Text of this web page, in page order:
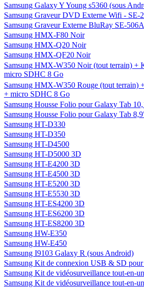
Samsung Galaxy Y Young s5360 (sous
Samsung Graveur DVD Externe Wifi - SE-
Samsung Graveur Externe BluRay SE-
Samsung HMX-F80 Noir
Samsung HMX-Q20 Noir
Samsung HMX-QF20 Noir
Samsung HMX-W350 Noir (tout terrain) +
micro SDHC 8 Go
Samsung HMX-W350 Rouge (tout terrain)
+ micro SDHC 8 Go
Samsung Housse Folio pour Galaxy Tab
Samsung Housse Folio pour Galaxy Tab
Samsung HT-D330
Samsung HT-D350
Samsung HT-D4500
Samsung HT-D5000 3D
Samsung HT-E4200 3D
Samsung HT-E4500 3D
Samsung HT-E5200 3D
Samsung HT-E5530 3D
Samsung HT-ES4200 3D
Samsung HT-ES6200 3D
Samsung HT-ES8200 3D
Samsung HW-E350
Samsung HW-E450
Samsung I9103 Galaxy R (sous Android)
Samsung Kit de connexion USB & SD
Samsung Kit de vidéosurveillance tout-en-
Samsung Kit de vidéosurveillance tout-en-